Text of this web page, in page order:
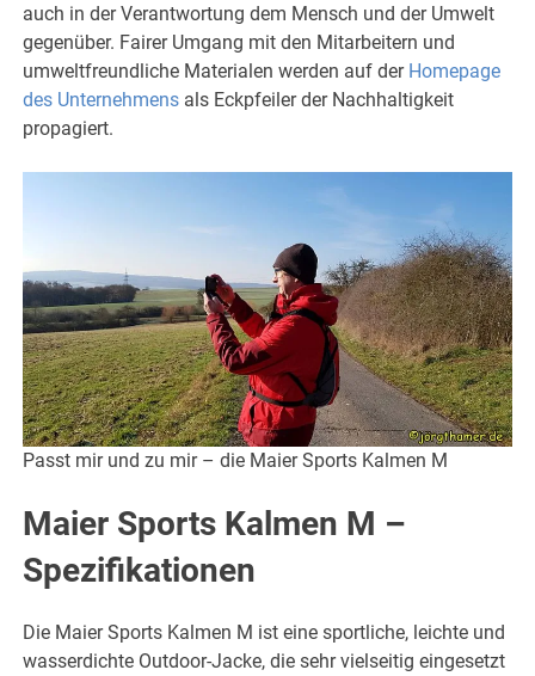
auch in der Verantwortung dem Mensch und der Umwelt
gegenüber. Fairer Umgang mit den Mitarbeitern und
umweltfreundliche Materialen werden auf der Homepage
des Unternehmens als Eckpfeiler der Nachhaltigkeit
propagiert.
Passt mir und zu mir – die Maier Sports Kalmen M
Maier Sports Kalmen M –
Spezifikationen
Die Maier Sports Kalmen M ist eine sportliche, leichte und
wasserdichte Outdoor-Jacke, die sehr vielseitig eingesetzt